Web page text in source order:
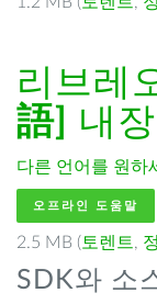
리브레
語]
내
다른 언어를 원하
오프라인 도움말
2.5 MB ( 토렌트,
SDK와 소